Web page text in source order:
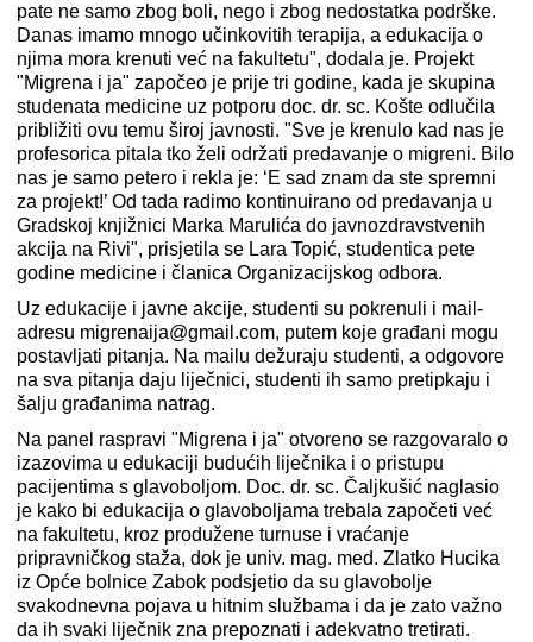
pate ne samo zbog boli, nego i zbog nedostatka podrške.
Danas imamo mnogo učinkovitih terapija, a edukacija o
njima mora krenuti već na fakultetu", dodala je. Projekt
"Migrena i ja" započeo je prije tri godine, kada je skupina
studenata medicine uz potporu doc. dr. sc. Košte odlučila
približiti ovu temu široj javnosti. "Sve je krenulo kad nas je
profesorica pitala tko želi održati predavanje o migreni. Bilo
nas je samo petero i rekla je: ‘E sad znam da ste spremni
za projekt!’ Od tada radimo kontinuirano od predavanja u
Gradskoj knjižnici Marka Marulića do javnozdravstvenih
akcija na Rivi", prisjetila se Lara Topić, studentica pete
godine medicine i članica Organizacijskog odbora.
Uz edukacije i javne akcije, studenti su pokrenuli i mail-
adresu migrenaija@gmail.com, putem koje građani mogu
postavljati pitanja. Na mailu dežuraju studenti, a odgovore
na sva pitanja daju liječnici, studenti ih samo pretipkaju i
šalju građanima natrag.
Na panel raspravi "Migrena i ja" otvoreno se razgovaralo o
izazovima u edukaciji budućih liječnika i o pristupu
pacijentima s glavoboljom. Doc. dr. sc. Čaljkušić naglasio
je kako bi edukacija o glavoboljama trebala započeti već
na fakultetu, kroz produžene turnuse i vraćanje
pripravničkog staža, dok je univ. mag. med. Zlatko Hucika
iz Opće bolnice Zabok podsjetio da su glavobolje
svakodnevna pojava u hitnim službama i da je zato važno
da ih svaki liječnik zna prepoznati i adekvatno tretirati.